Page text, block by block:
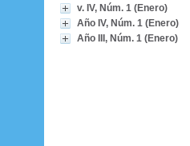
v. IV, Núm. 1 (Enero)
Año IV, Núm. 1 (Enero)
Año III, Núm. 1 (Enero)